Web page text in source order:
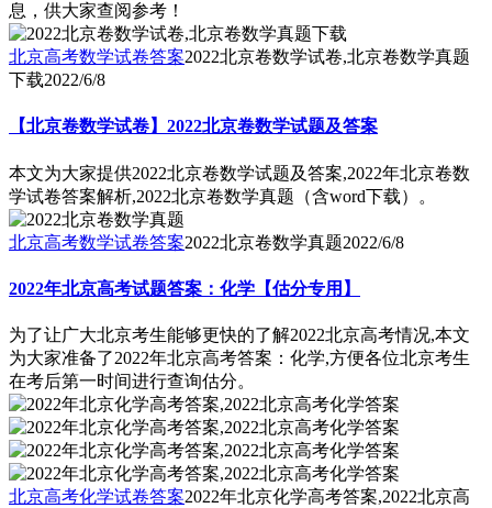
息，供大家查阅参考！
北京高考数学试卷答案2022北京卷数学试卷,北京卷数学真题
下载2022/6/8
【北京卷数学试卷】2022北京卷数学试题及答案
本文为大家提供2022北京卷数学试题及答案,2022年北京卷数
学试卷答案解析,2022北京卷数学真题（含word下载）。
北京高考数学试卷答案2022北京卷数学真题2022/6/8
2022年北京高考试题答案：化学【估分专用】
为了让广大北京考生能够更快的了解2022北京高考情况,本文
为大家准备了2022年北京高考答案：化学,方便各位北京考生
在考后第一时间进行查询估分。
北京高考化学试卷答案2022年北京化学高考答案,2022北京高